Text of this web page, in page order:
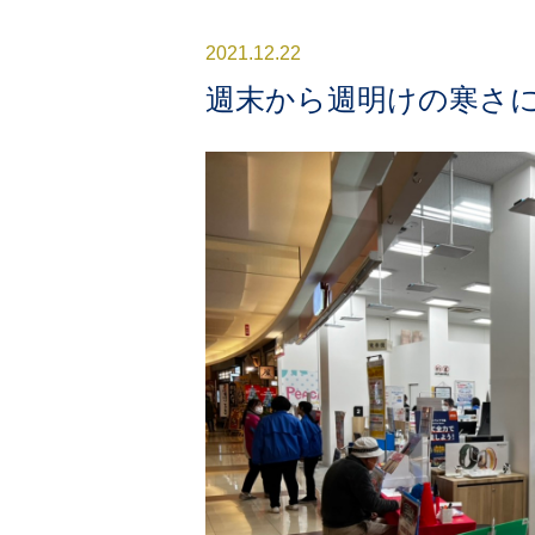
2021.12.22
週末から週明けの寒さ